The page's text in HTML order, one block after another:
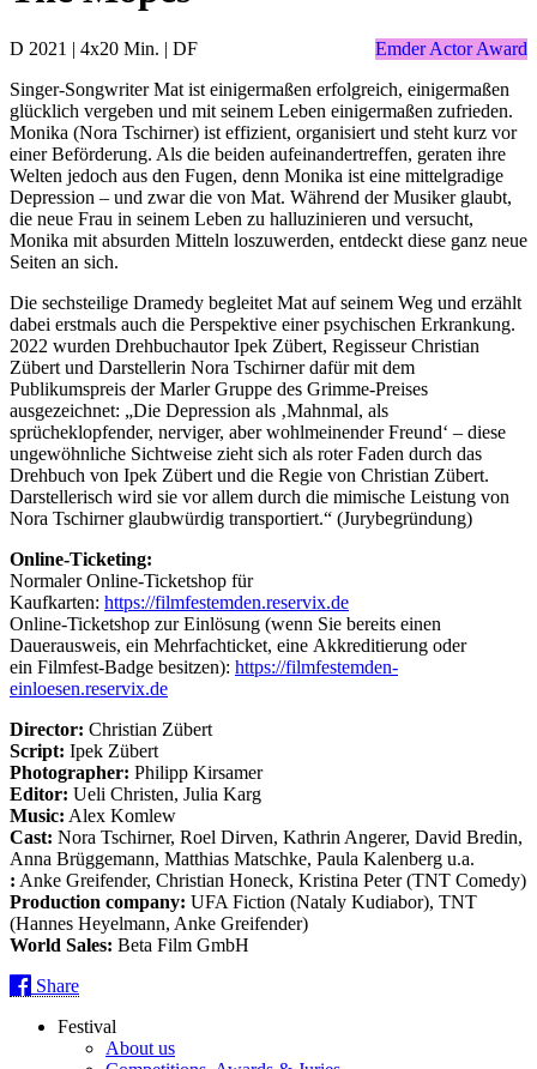
D 2021 | 4x20 Min. | DF
Emder Actor Award
Singer-Songwriter Mat ist einigermaßen erfolgreich, einigermaßen
glücklich vergeben und mit seinem Leben einigermaßen zufrieden.
Monika (Nora Tschirner) ist effizient, organisiert und steht kurz vor
einer Beförderung. Als die beiden aufeinandertreffen, geraten ihre
Welten jedoch aus den Fugen, denn Monika ist eine mittelgradige
Depression – und zwar die von Mat. Während der Musiker glaubt,
die neue Frau in seinem Leben zu halluzinieren und versucht,
Monika mit absurden Mitteln loszuwerden, entdeckt diese ganz neue
Seiten an sich.
Die sechsteilige Dramedy begleitet Mat auf seinem Weg und erzählt
dabei erstmals auch die Perspektive einer psychischen Erkrankung.
2022 wurden Drehbuchautor Ipek Zübert, Regisseur Christian
Zübert und Darstellerin Nora Tschirner dafür mit dem
Publikumspreis der Marler Gruppe des Grimme-Preises
ausgezeichnet: „Die Depression als ‚Mahnmal, als
sprücheklopfender, nerviger, aber wohlmeinender Freund‘ – diese
ungewöhnliche Sichtweise zieht sich als roter Faden durch das
Drehbuch von Ipek Zübert und die Regie von Christian Zübert.
Darstellerisch wird sie vor allem durch die mimische Leistung von
Nora Tschirner glaubwürdig transportiert.“ (Jurybegründung)
Online-Ticketing:
Normaler Online-Ticketshop für
Kaufkarten: https://filmfestemden.reservix.de
Online-Ticketshop zur Einlösung (wenn Sie bereits einen
Dauerausweis, ein Mehrfachticket, eine Akkreditierung oder
ein Filmfest-Badge besitzen): https://filmfestemden-
einloesen.reservix.de
Director: Christian Zübert
Script: Ipek Zübert
Photographer: Philipp Kirsamer
Editor: Ueli Christen, Julia Karg
Music: Alex Komlew
Cast: Nora Tschirner, Roel Dirven, Kathrin Angerer, David Bredin,
Anna Brüggemann, Matthias Matschke, Paula Kalenberg u.a.
: Anke Greifender, Christian Honeck, Kristina Peter (TNT Comedy)
Production company: UFA Fiction (Nataly Kudiabor), TNT
(Hannes Heyelmann, Anke Greifender)
World Sales: Beta Film GmbH
Share
Festival
About us